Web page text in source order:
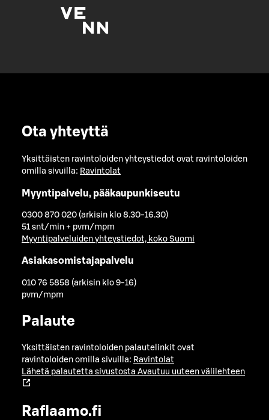
Ota yhteyttä
Yksittäisten ravintoloiden yhteystiedot ovat ravintoloiden
omilla sivuilla: Ravintolat
Myyntipalvelu, pääkaupunkiseutu
0300 870 020 (arkisin klo 8.30-16.30)
51 snt/min + pvm/mpm
Myyntipalveluiden yhteystiedot, koko Suomi
Asiakasomistajapalvelu
010 76 5858 (arkisin klo 9-16)
pvm/mpm
Palaute
Yksittäisten ravintoloiden palautelinkit ovat
ravintoloiden omilla sivuilla: Ravintolat
Lähetä palautetta sivustosta Avautuu uuteen välilehteen
Raflaamo.fi